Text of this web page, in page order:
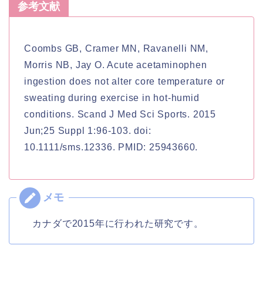
参考文献
Coombs GB, Cramer MN, Ravanelli NM,
Morris NB, Jay O. Acute acetaminophen
ingestion does not alter core temperature or
sweating during exercise in hot-humid
conditions. Scand J Med Sci Sports. 2015
Jun;25 Suppl 1:96-103. doi:
10.1111/sms.12336. PMID: 25943660.
カナダで2015年に行われた研究です。